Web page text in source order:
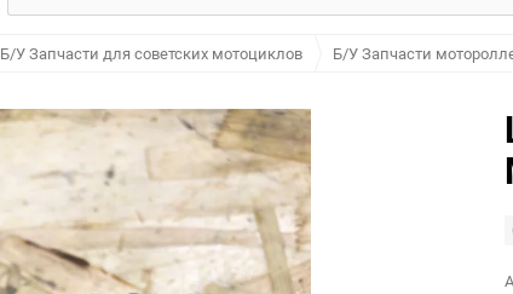
Б/У Запчасти для советских мотоциклов Б/У Запчасти